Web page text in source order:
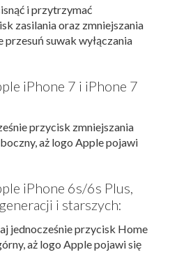
i przytrzymać
zasilania oraz zmniejszania
przesuń suwak wyłączania
iPhone 7 i iPhone 7
przycisk zmniejszania
aż logo Apple pojawi
iPhone 6s/6s Plus,
i starszych:
jednocześnie przycisk Home
aż logo Apple pojawi się